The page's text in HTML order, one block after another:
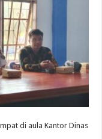
di aula Kantor Dinas